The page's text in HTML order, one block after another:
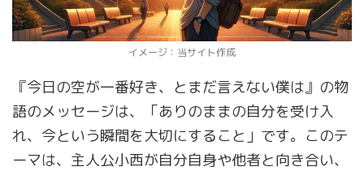
イメージ：当サイト作成
『今日の空が一番好き、とまだ言えない僕は』の物
語のメッセージは、「ありのままの自分を受け入
れ、今という瞬間を大切にすること」です。このテ
ーマは、主人公小西が自分自身や他者と向き合い、